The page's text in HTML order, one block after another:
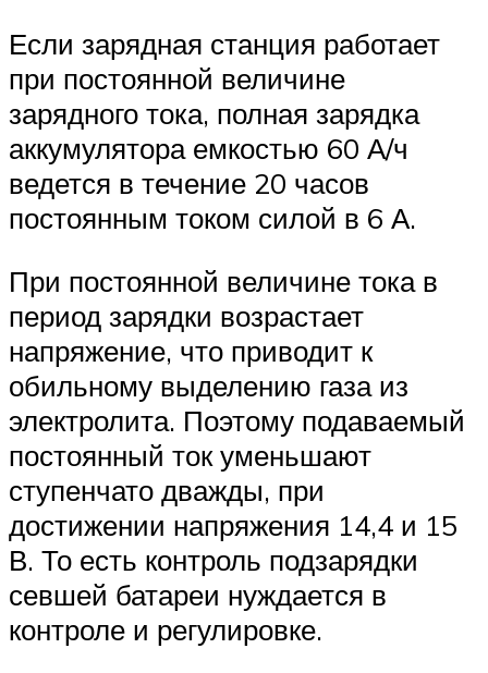
Если зарядная станция работает
при постоянной величине
зарядного тока, полная зарядка
аккумулятора емкостью 60 А/ч
ведется в течение 20 часов
постоянным током силой в 6 А.
При постоянной величине тока в
период зарядки возрастает
напряжение, что приводит к
обильному выделению газа из
электролита. Поэтому подаваемый
постоянный ток уменьшают
ступенчато дважды, при
достижении напряжения 14,4 и 15
В. То есть контроль подзарядки
севшей батареи нуждается в
контроле и регулировке.